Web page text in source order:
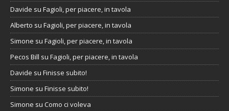
Davide su Fagioli, per piacere, in tavola
Alberto su Fagioli, per piacere, in tavola
Simone su Fagioli, per piacere, in tavola
Pecos Bill su Fagioli, per piacere, in tavola
Davide su Finisse subito!
Simone su Finisse subito!
Simone su Como ci voleva